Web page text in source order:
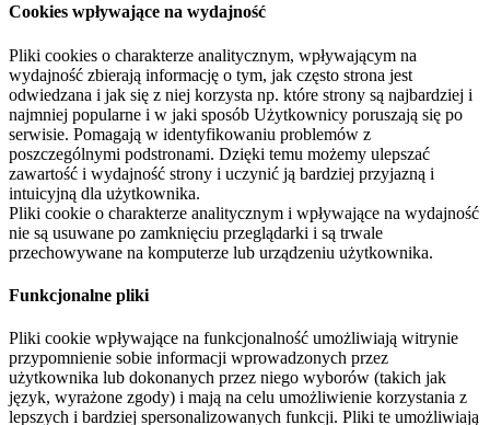
Cookies wpływające na wydajność
Pliki cookies o charakterze analitycznym, wpływającym na
wydajność zbierają informację o tym, jak często strona jest
odwiedzana i jak się z niej korzysta np. które strony są najbardziej i
najmniej popularne i w jaki sposób Użytkownicy poruszają się po
serwisie. Pomagają w identyfikowaniu problemów z
poszczególnymi podstronami. Dzięki temu możemy ulepszać
zawartość i wydajność strony i uczynić ją bardziej przyjazną i
intuicyjną dla użytkownika.
Pliki cookie o charakterze analitycznym i wpływające na wydajność
nie są usuwane po zamknięciu przeglądarki i są trwale
przechowywane na komputerze lub urządzeniu użytkownika.
Funkcjonalne pliki
Pliki cookie wpływające na funkcjonalność umożliwiają witrynie
przypomnienie sobie informacji wprowadzonych przez
użytkownika lub dokonanych przez niego wyborów (takich jak
język, wyrażone zgody) i mają na celu umożliwienie korzystania z
lepszych i bardziej spersonalizowanych funkcji. Pliki te umożliwiają